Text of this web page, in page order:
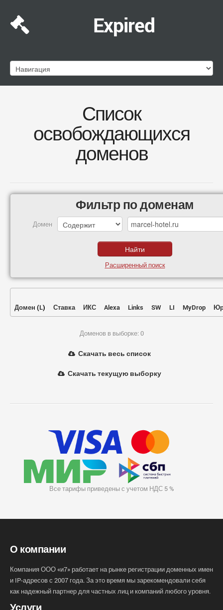
Expired
Список
освобождающихся
доменов
Фильтр по доменам
Домен
Расширенный поиск
Домен (L) Ставка ИКС Alexa Links SW LI MyDrop
Доменов в выборке: 0
Скачать весь список
Скачать текущую выборку
Все тарифы приведены с учетом НДС 5 %
О компании
Компания ООО «и7» работает на рынке регистрации доменных имен
и IP-адресов с 2007 года. За это время мы зарекомендовали себя
как надежный партнер для частных лиц и компаний любого уровня.
Услуги